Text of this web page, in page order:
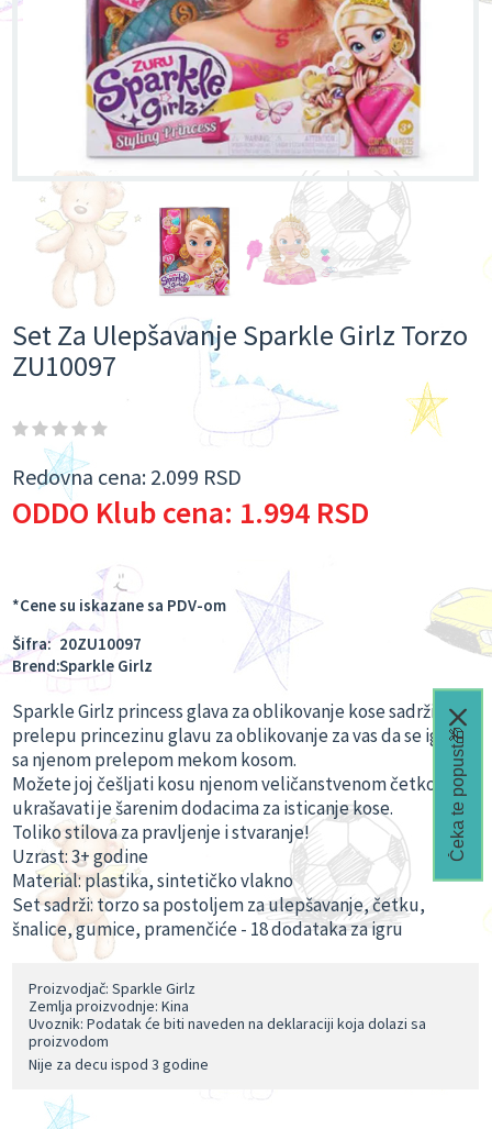
Set Za Ulepšavanje Sparkle Girlz Torzo
ZU10097
Redovna cena: 2.099 RSD
ODDO Klub cena: 1.994 RSD
*Cene su iskazane sa PDV-om
Šifra: 20ZU10097
Brend:Sparkle Girlz
Sparkle Girlz princess glava za oblikovanje kose sadrži
prelepu princezinu glavu za oblikovanje za vas da se igrate
sa njenom prelepom mekom kosom.
Možete joj češljati kosu njenom veličanstvenom četkom i
ukrašavati je šarenim dodacima za isticanje kose.
Toliko stilova za pravljenje i stvaranje!
Uzrast: 3+ godine
Material: plastika, sintetičko vlakno
Set sadrži: torzo sa postoljem za ulepšavanje, četku,
šnalice, gumice, pramenčiće - 18 dodataka za igru
Proizvodjač: Sparkle Girlz
Zemlja proizvodnje: Kina
Uvoznik: Podatak će biti naveden na deklaraciji koja dolazi sa
proizvodom
Nije za decu ispod 3 godine
Čeka te popust🎁